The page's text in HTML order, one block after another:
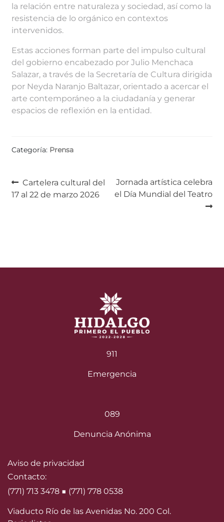
la relación entre naturaleza y sociedad, así como la
resistencia de lo orgánico en contextos
intervenidos.
Estas acciones forman parte del impulso cultural
del gobierno encabezado por Julio Menchaca
Salazar, a través de la Secretaría de Cultura dirigida
por Neyda Naranjo Baltazar, orientado a acercar el
arte contemporáneo a la ciudadanía y generar
espacios de reflexión en la entidad.
Categoría: Prensa
Navegación
de
Anterior:
Cartelera cultural del
17 al 22 de marzo 2026
Siguiente:
Jornada artística celebra
el Día Mundial del Teatro
911
Emergencia
089
Denuncia Anónima
Aviso de privacidad
Contacto:
(771) 713 3478 ■ (771) 778 0538
Viaducto Río de las Avenidas No. 200 Col.